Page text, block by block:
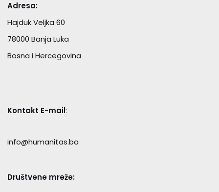
Adresa:
Hajduk Veljka 60
78000 Banja Luka
Bosna i Hercegovina
Kontakt E-mail:
info@humanitas.ba
Društvene mreže: